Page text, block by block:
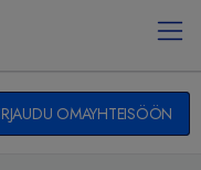
OMAYHTEISÖÖN